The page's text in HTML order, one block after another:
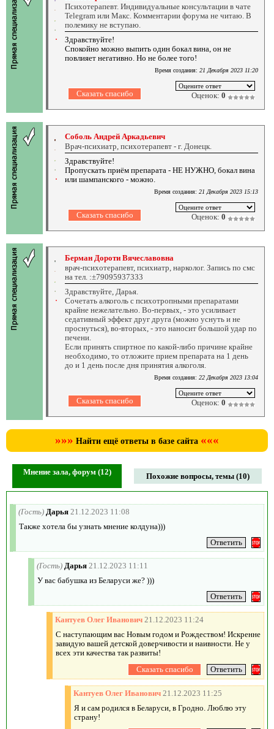
Психотерапевт. Индивидуальные консультации в чате
Telegram или Макс. Комментарии форума не читаю. В
полемику не вступаю.
Здравствуйте!
Спокойно можно выпить один бокал вина, он не
повлияет негативно. Но не более того!
Время создания: 21 Декабря 2023 11:20
Оценок: 0
Соболь Андрей Аркадьевич
Врач-психиатр, психотерапевт - г. Донецк.
Здравствуйте!
Пропускать приём препарата - НЕ НУЖНО, бокал вина
или шампанского - можно.
Время создания: 21 Декабря 2023 15:13
Оценок: 0
Берман Дороти Вячеславовна
врач-психотерапевт, психиатр, нарколог. Запись по смс
на тел. :±79095937333
Здравствуйте, Дарья.
Сочетать алкоголь с психотропными препаратами
крайне нежелательно. Во-первых, - это усиливает
седативный эффект друг друга (можно уснуть и не
проснуться), во-вторых, - это наносит большой удар по
печени.
Если принять спиртное по какой-либо причине крайне
необходимо, то отложите прием препарата на 1 день
до и 1 день после дня принятия алкоголя.
Время создания: 22 Декабря 2023 13:04
Оценок: 0
»»» Найти ещё ответы в базе сайта «««
Мнение зала, форум (12) Похожие вопросы, темы (10)
(Гость) Дарья 21.12.2023 11:08
Также хотела бы узнать мнение колдуна)))
(Гость) Дарья 21.12.2023 11:11
У вас бабушка из Беларуси же? )))
Кантуев Олег Иванович 21.12.2023 11:24
С наступающим вас Новым годом и Рождеством! Искренне
завидую вашей детской доверчивости и наивности. Не у
всех эти качества так развиты!
Кантуев Олег Иванович 21.12.2023 11:25
Я и сам родился в Беларуси, в Гродно. Люблю эту
страну!